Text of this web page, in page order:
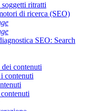
ritratti
di ricerca (SEO)
SEO: Search
contenuti
contenuti